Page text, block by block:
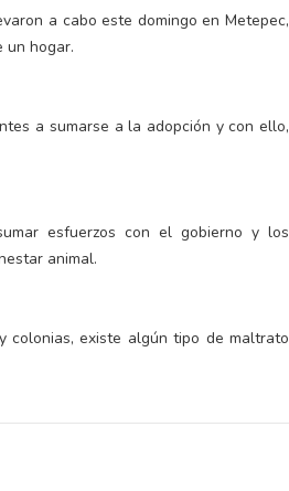
a cabo este domingo en Metepec,
un hogar.
a sumarse a la adopción y con ello,
esfuerzos con el gobierno y los
animal.
colonias, existe algún tipo de maltrato